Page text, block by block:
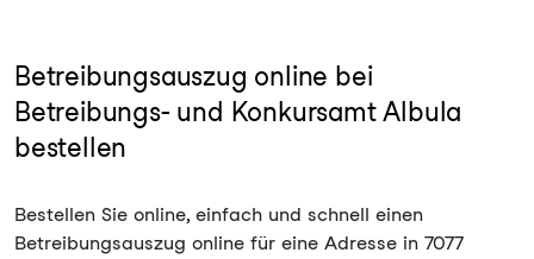
Betreibungsauszug online bei
Betreibungs- und Konkursamt Albula
bestellen
Bestellen Sie online, einfach und schnell einen
Betreibungsauszug online für eine Adresse in 7077